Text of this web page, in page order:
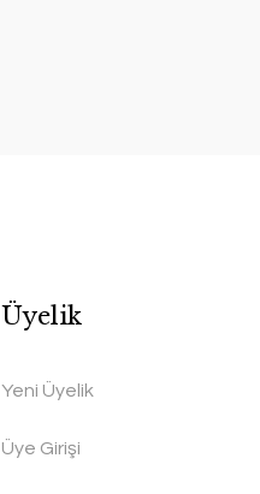
Üyelik
Yeni Üyelik
Üye Girişi